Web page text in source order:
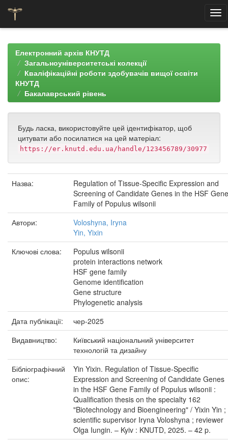
navigationЕлектронний архів КНУТД
Загальноуніверситетські колекції
Кваліфікаційні роботи здобувачів вищої освіти
КНУТД
Бакалаврський рівень
Будь ласка, використовуйте цей ідентифікатор, щоб
цитувати або посилатися на цей матеріал:
https://er.knutd.edu.ua/handle/123456789/30977
Назва:
Regulation of Tissue-Specific Expression and
Screening of Candidate Genes in the HSF Gene
Family of Populus wilsonii
Автори:
Voloshyna, Iryna
Yin, Yixin
Ключові слова:
Populus wilsonii
protein interactions network
HSF gene family
Genome identification
Gene structure
Phylogenetic analysis
Дата публікації:
чер-2025
Видавництво:
Київський національний університет
технологій та дизайну
Бібліографічний
опис:
Yin Yixin. Regulation of Tissue-Specific
Expression and Screening of Candidate Genes
in the HSF Gene Family of Populus wilsonii :
Qualification thesis on the specialty 162
"Biotechnology and Bioengineering" / Yixin Yin ;
scientific supervisor Iryna Voloshyna ; reviewer
Olga Iungin. – Kyiv : KNUTD, 2025. – 42 p.